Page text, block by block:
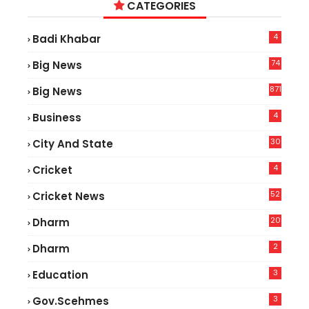
CATEGORIES
Badi Khabar 4
Big News
74
Big News 871
Business 4
City And State 30
Cricket 4
Cricket News
52
Dharm 20
Dharm 2
Education 3
Gov.scehmes 3